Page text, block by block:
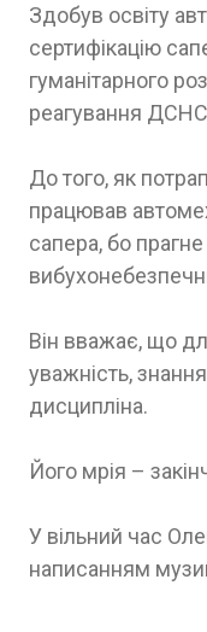
Здобув освіту
сертифікацію
гуманітарного
реагування ДСНС
До того, як
працював
сапера, бо
Він вважає, що
уважність,
дисципліна.
Його мрія –
У вільний час
написанням